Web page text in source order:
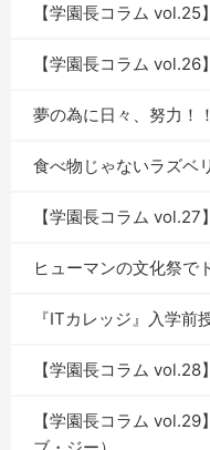
【学園長コラム vol.25
【学園長コラム vol.26
夢の為に日々、努力！！
食べ物じゃないラズベ
【学園長コラム
ヒューマンの文化祭
『ITカレッジ』入学前
【学園長コラム vol.28
【学園長コラム